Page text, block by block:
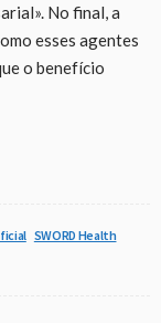
No final, a
esses agentes
o benefício
SWORD Health